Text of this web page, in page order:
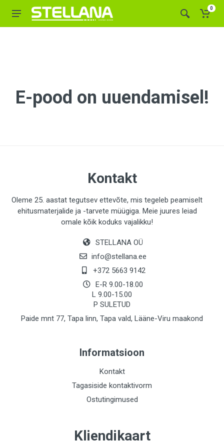
0
E-pood on uuendamisel!
Kontakt
Oleme 25. aastat tegutsev ettevõte, mis tegeleb peamiselt
ehitusmaterjalide ja -tarvete müügiga. Meie juures leiad
omale kõik koduks vajalikku!
STELLANA OÜ
info@stellana.ee
+372 5663 9142
E-R 9.00-18.00
L 9.00-15.00
P SULETUD
Paide mnt 77, Tapa linn, Tapa vald, Lääne-Viru maakond
Informatsioon
Kontakt
Tagasiside kontaktivorm
Ostutingimused
Kliendikaart